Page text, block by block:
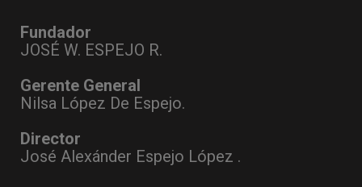
Fundador
JOSÉ W. ESPEJO R.
Gerente General
Nilsa López De Espejo.
Director
José Alexánder Espejo López .